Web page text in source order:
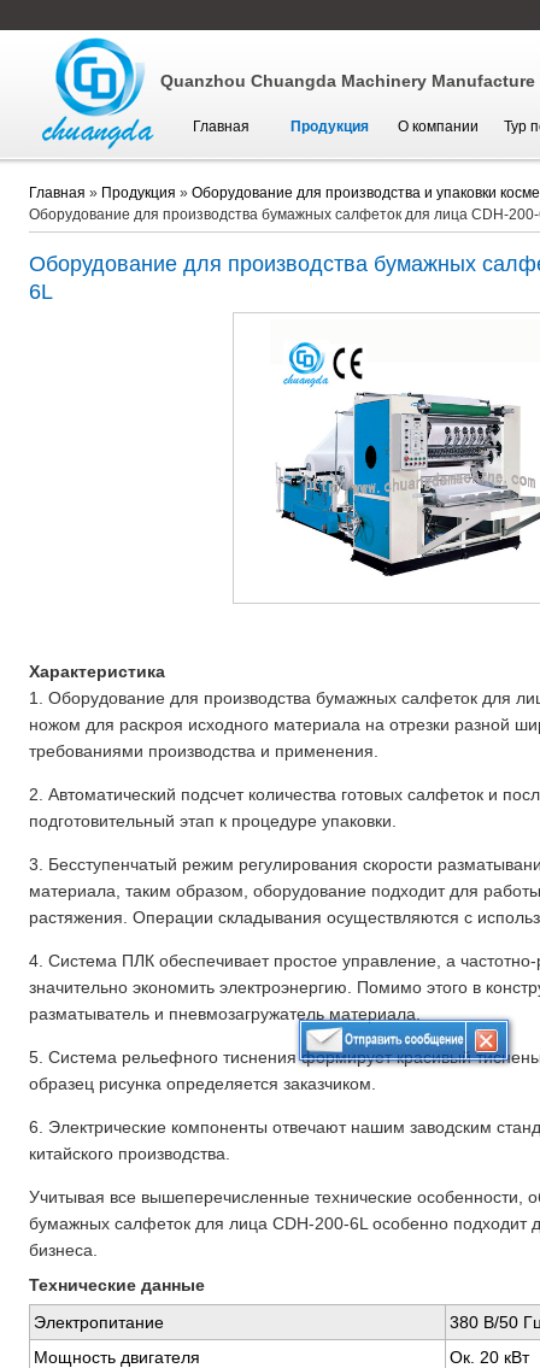
Quanzhou Chuangda Machinery Manufacture
Главная Продукция О компании Тур
Главная » Продукция » Оборудование для производства и упаковки
Оборудование для производства бумажных салфеток для лица CDH-
Оборудование для производства бумажных
6L
Характеристика
1. Оборудование для производства бумажных салфеток для
ножом для раскроя исходного материала на отрезки разной
требованиями производства и применения.
2. Автоматический подсчет количества готовых салфеток и
подготовительный этап к процедуре упаковки.
3. Бесступенчатый режим регулирования скорости
материала, таким образом, оборудование подходит для
растяжения. Операции складывания осуществляются с
4. Система ПЛК обеспечивает простое управление, а
значительно экономить электроэнергию. Помимо этого в
разматыватель и пневмозагружатель материала.
5. Система рельефного тиснения формирует красивый
образец рисунка определяется заказчиком.
6. Электрические компоненты отвечают нашим заводским
китайского производства.
Учитывая все вышеперечисленные технические особенности,
бумажных салфеток для лица CDH-200-6L особенно подходит
бизнеса.
Технические данные
Электропитание
380 В/50
Мощность двигателя
Ок. 20 кВт